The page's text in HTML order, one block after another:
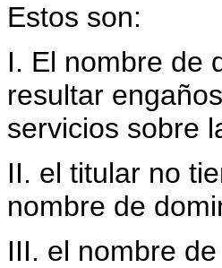
Estos son:
I. El nombre de
resultar
servicios sobre
II. el titular no
nombre de
III. el nombre